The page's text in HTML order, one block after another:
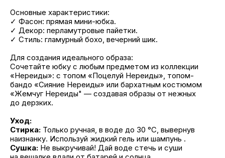
Основные характеристики:
✓ Фасон: прямая мини-юбка.
✓ Декор: перламутровые пайетки.
✓ Стиль: гламурный бохо, вечерний шик.
Для создания идеального образа:
Сочетайте юбку с любым предметом из коллекции
«Нереиды»: с топом «Поцелуй Нереиды», топом-
бандо «Сияние Нереиды» или бархатным костюмом
«Жемчуг Нереиды" — создавая образы от нежных
до дерзких.
Уход:
Стирка: Только ручная, в воде до 30 °C, вывернув
наизнанку. Используй жидкий гель или шампунь .
Сушка: Не выкручивай! Дай воде стечь и суши